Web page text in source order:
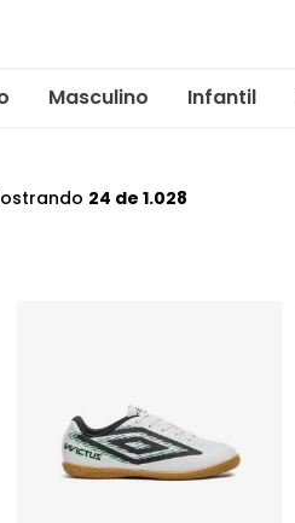
Masculino Infantil
24 de 1.028